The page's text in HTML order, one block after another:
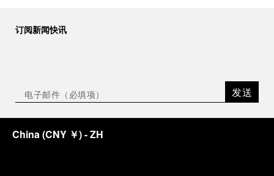
订阅新闻快讯
发送
China(CNY ￥)- ZH